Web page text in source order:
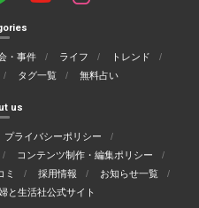
・事件 ライフ
トレンド
タグ一覧 無料占い
us
プライバシーポリシー
コンテンツ制作・編集ポリシー
ミ 採用情報
お知らせ一覧
と生活社公式サイト